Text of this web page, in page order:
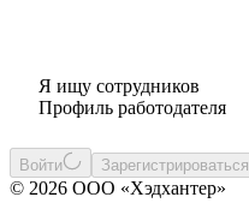
Я ищу сотрудников
Профиль работодателя
Войти Зарегистрироваться
© 2026 ООО «Хэдхантер»